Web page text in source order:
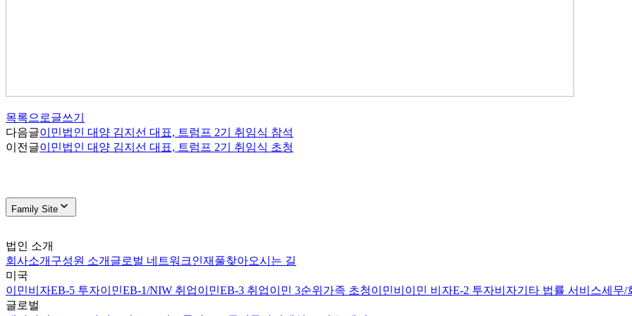
목록으로글쓰기
다음글이민법인 대양 김지선 대표, 트럼프 2기 취임식 참석
이전글이민법인 대양 김지선 대표, 트럼프 2기 취임식 초청
Family Site
법인 소개
회사소개 구성원 소개 글로벌 네트워크인재풀찾아오시는 길
미국
이민비자EB-5 투자이민EB-1/NIW 취업이민EB-3 취업이민 3순위 가족 초청이민비이민 비자E-2 투자비자기타 법률 서비스세무/
글로벌